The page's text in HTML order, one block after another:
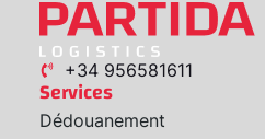
+34 956581611
Services
Dédouanement